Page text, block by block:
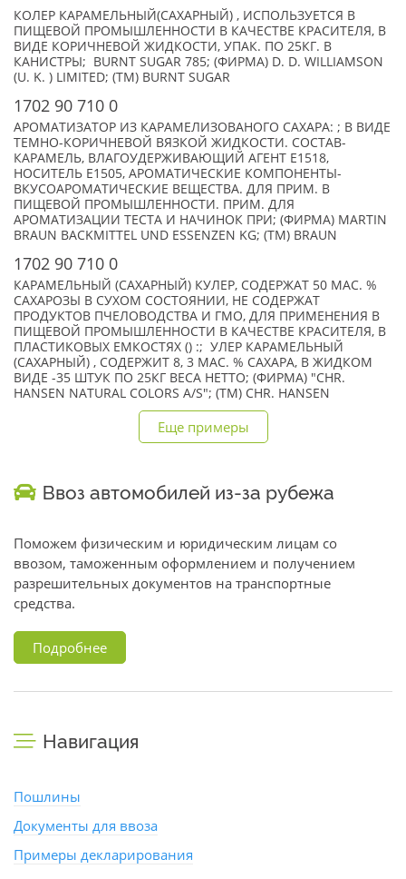
КОЛЕР КАРАМЕЛЬНЫЙ(САХАРНЫЙ) , ИСПОЛЬЗУЕТСЯ В
ПИЩЕВОЙ ПРОМЫШЛЕННОСТИ В КАЧЕСТВЕ КРАСИТЕЛЯ, В
ВИДЕ КОРИЧНЕВОЙ ЖИДКОСТИ, УПАК. ПО 25КГ. В
КАНИСТРЫ; BURNT SUGAR 785; (ФИРМА) D. D. WILLIAMSON
(U. K. ) LIMITED; (TM) BURNT SUGAR
1702 90 710 0
АРОМАТИЗАТОР ИЗ КАРАМЕЛИЗОВАНОГО САХАРА: ; В ВИДЕ
ТЕМНО-КОРИЧНЕВОЙ ВЯЗКОЙ ЖИДКОСТИ. СОСТАВ-
КАРАМЕЛЬ, ВЛАГОУДЕРЖИВАЮЩИЙ АГЕНТ Е1518,
НОСИТЕЛЬ Е1505, АРОМАТИЧЕСКИЕ КОМПОНЕНТЫ-
ВКУСОАРОМАТИЧЕСКИЕ ВЕЩЕСТВА. ДЛЯ ПРИМ. В
ПИЩЕВОЙ ПРОМЫШЛЕННОСТИ. ПРИМ. ДЛЯ
АРОМАТИЗАЦИИ ТЕСТА И НАЧИНОК ПРИ; (ФИРМА) MARTIN
BRAUN BACKMITTEL UND ESSENZEN KG; (TM) BRAUN
1702 90 710 0
КАРАМЕЛЬНЫЙ (САХАРНЫЙ) КУЛЕР, СОДЕРЖАТ 50 МАС. %
САХАРОЗЫ В СУХОМ СОСТОЯНИИ, НЕ СОДЕРЖАТ
ПРОДУКТОВ ПЧЕЛОВОДСТВА И ГМО, ДЛЯ ПРИМЕНЕНИЯ В
ПИЩЕВОЙ ПРОМЫШЛЕННОСТИ В КАЧЕСТВЕ КРАСИТЕЛЯ, В
ПЛАСТИКОВЫХ ЕМКОСТЯХ () :; УЛЕР КАРАМЕЛЬНЫЙ
(САХАРНЫЙ) , СОДЕРЖИТ 8, 3 МАС. % САХАРА, В ЖИДКОМ
ВИДЕ -35 ШТУК ПО 25КГ ВЕСА НЕТТО; (ФИРМА) "CHR.
HANSEN NATURAL COLORS A/S"; (TM) CHR. HANSEN
Еще примеры
Ввоз автомобилей из-за рубежа
Поможем физическим и юридическим лицам со
ввозом, таможенным оформлением и получением
разрешительных документов на транспортные
средства.
Подробнее
Навигация
Пошлины
Документы для ввоза
Примеры декларирования